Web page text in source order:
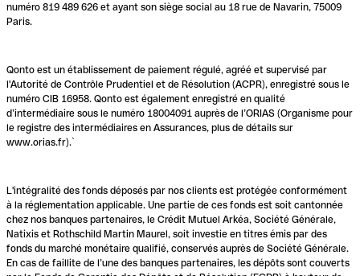
numéro 819 489 626 et ayant son siège social au 18 rue de Navarin, 75009
Paris.
Qonto est un établissement de paiement régulé, agréé et supervisé par
l'Autorité de Contrôle Prudentiel et de Résolution (ACPR), enregistré sous le
numéro CIB 16958. Qonto est également enregistré en qualité
d’intermédiaire sous le numéro 18004091 auprès de l’ORIAS (Organisme pour
le registre des intermédiaires en Assurances, plus de détails sur
www.orias.fr).`
L'intégralité des fonds déposés par nos clients est protégée conformément
à la réglementation applicable. Une partie de ces fonds est soit cantonnée
chez nos banques partenaires, le Crédit Mutuel Arkéa, Société Générale,
Natixis et Rothschild Martin Maurel, soit investie en titres émis par des
fonds du marché monétaire qualifié, conservés auprès de Société Générale.
En cas de faillite de l’une des banques partenaires, les dépôts sont couverts